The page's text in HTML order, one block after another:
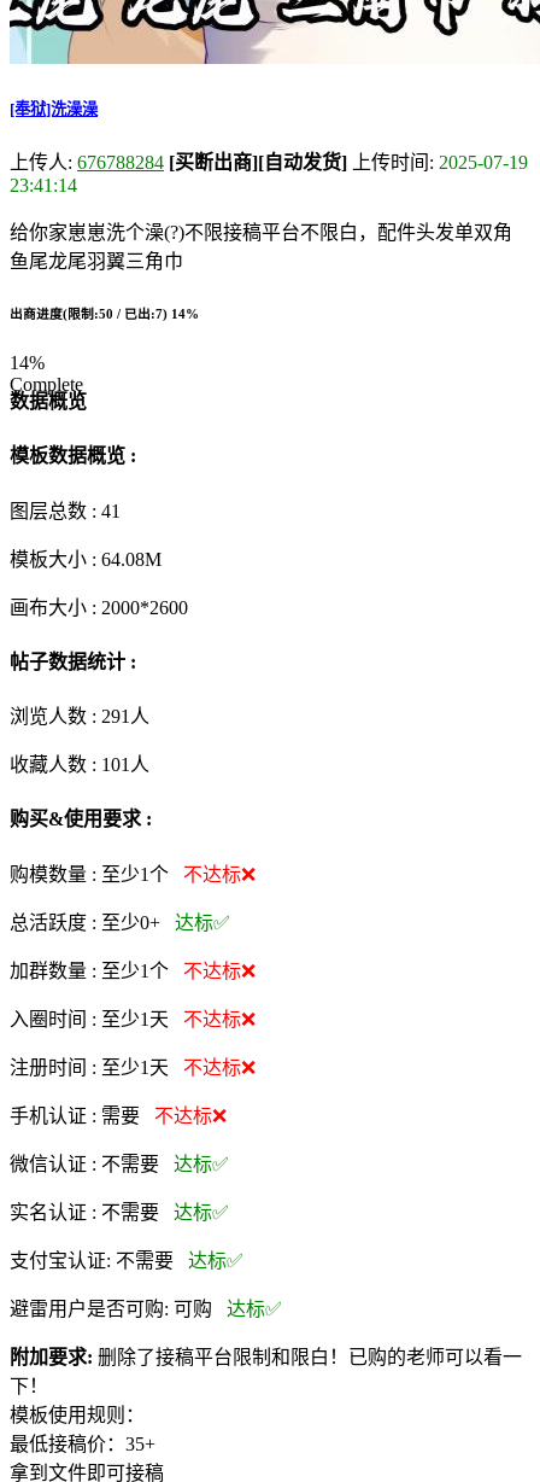
[奉狱]洗澡澡
上传人: 676788284 [买断出商][自动发货] 上传时间: 2025-07-19
23:41:14
给你家崽崽洗个澡(?)不限接稿平台不限白，配件头发单双角
鱼尾龙尾羽翼三角巾
出商进度(限制:50 / 已出:7) 14%
14%
Complete
数据概览
模板数据概览 :
图层总数 : 41
模板大小 : 64.08M
画布大小 : 2000*2600
帖子数据统计 :
浏览人数 : 291人
收藏人数 : 101 人
购买&使用要求 :
购模数量 : 至少1个 不达标❌
总活跃度 : 至少0+ 达标✅
加群数量 : 至少1个 不达标❌
入圈时间 : 至少1天 不达标❌
注册时间 : 至少1天 不达标❌
手机认证 : 需要 不达标❌
微信认证 : 不需要 达标✅
实名认证 : 不需要 达标✅
支付宝认证: 不需要 达标✅
避雷用户是否可购: 可购 达标✅
附加要求: 删除了接稿平台限制和限白！已购的老师可以看一
下！
模板使用规则：
最低接稿价：35+
拿到文件即可接稿